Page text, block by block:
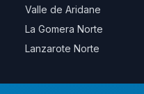
Valle de Aridane
La Gomera Norte
Lanzarote Norte